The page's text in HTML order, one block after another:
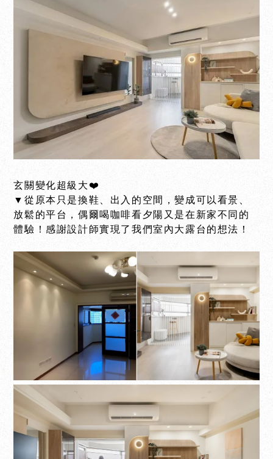
玄關變化超級大❤️
▼從原本只是換鞋、出入的空間，變成可以看景、
放鬆的平台，偶爾喝咖啡看夕陽又是在新家不同的
體驗！感謝設計師實現了我們室內大露台的想法！